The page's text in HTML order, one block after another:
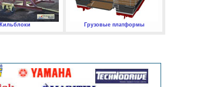
Кильблоки Грузовые платформы